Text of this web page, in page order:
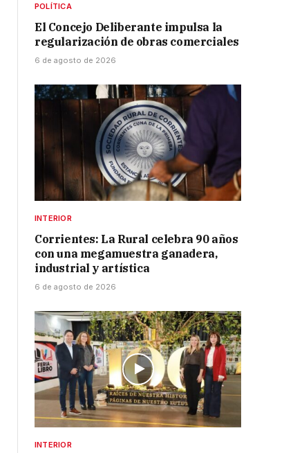
POLÍTICA
El Concejo Deliberante impulsa la
regularización de obras comerciales
6 de agosto de 2026
INTERIOR
Corrientes: La Rural celebra 90 años
con una megamuestra ganadera,
industrial y artística
6 de agosto de 2026
INTERIOR